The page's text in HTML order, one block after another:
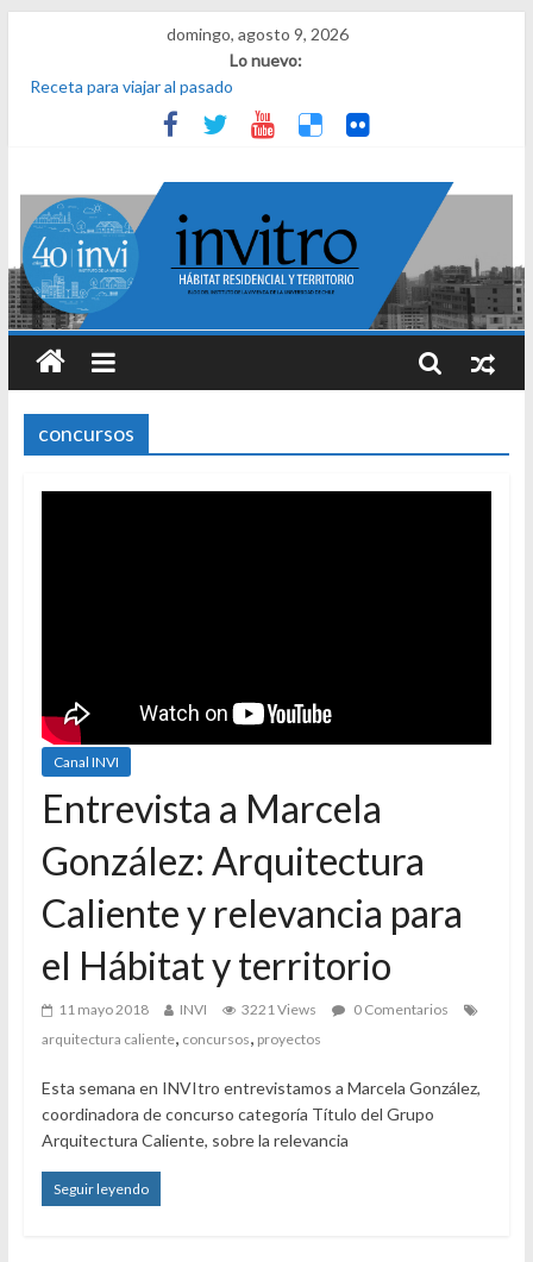
domingo, agosto 9, 2026
Lo nuevo:
Receta para viajar al pasado
Una noche y el amanecer en Dignidad
¿Qué es el habitar? Sesión 1 de ciclo de conversatorios 40 años
El derecho a habitar
El micelio
concursos
Canal INVI
Entrevista a Marcela
González: Arquitectura
Caliente y relevancia para
el Hábitat y territorio
11 mayo 2018 INVI 3221 Views
0 Comentarios
arquitectura caliente, concursos, proyectos
Esta semana en INVItro entrevistamos a Marcela González,
coordinadora de concurso categoría Título del Grupo
Arquitectura Caliente, sobre la relevancia
Seguir leyendo